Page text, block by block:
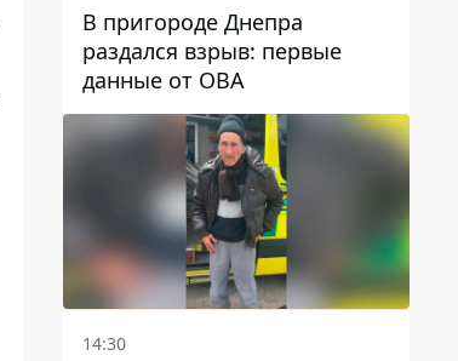
В пригороде Днепра
раздался взрыв: первые
данные от ОВА
14:30